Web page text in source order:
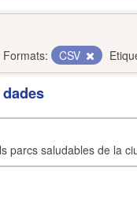
Formats: CSV
parcs saludables de la